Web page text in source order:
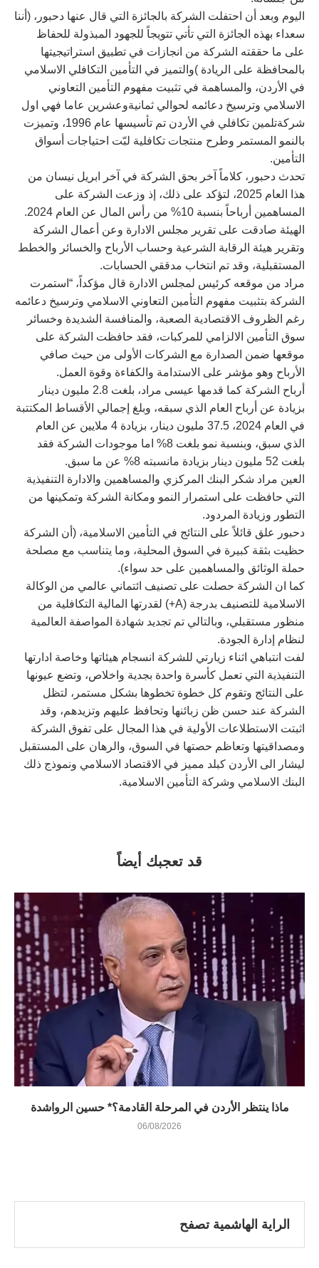
اليوم وبعد أن احتفلت الشركة بالجائزة التي قال عنها دحبور، (أننا
سعداء بهذه الجائزة التي تأتي تتويجاً للجهود المبذولة للحفاظ
على ما حققته الشركة من انجازات في تطبيق استراتيجيتها
بالمحافظة على الريادة )والتميز في التأمين التكافلي الاسلامي
في الأردن، والمساهمة في تثبيت مفهوم التأمين التعاوني
الاسلامي وترسيخ دعائمه لحوالي ثمانيةوعشرين عاما فهي اول
شركةتلمين تكافلي في الأردن تم تأسيسها عام 1996، وتميزت
بالنمو المستمر وطرح منتجات تكافلية لبّت احتياجات أسواق
التأمين.
تحدث دحبور، كلاماً آخر بحق الشركة في آخر ابريل نيسان من
هذا العام 2025، لتؤكد على ذلك، إذ وزعت الشركة على
المساهمين أرباحاً بنسبة 10% من رأس المال عن العام 2024.
الهيئة صادقت على تقرير مجلس الادارة وعن أعمال الشركة
وتقرير هيئة الرقابة الشرعية وحساب الأرباح والخسائر والخطط
المستقبلية، وقد تم انتخاب مدققي الحسابات.
مراد من موقعه كرئيس لمجلس الادارة قال مؤكداً، “استمرت
الشركة بتثبيت مفهوم التأمين التعاوني الاسلامي وترسيخ دعائمه
رغم الظروف الاقتصادية الصعبة، والمنافسة الشديدة وخسائر
سوق التأمين الالزامي للمركبات، فقد حافظت الشركة على
موقعها ضمن الصدارة مع الشركات الأولى من حيث صافي
الأرباح وهو مؤشر على الاستدامة والكفاءة وقوة العمل.
أرباح الشركة كما قدمها عيسى مراد، بلغت 2.8 مليون دينار
بزيادة عن أرباح العام الذي سبقه، وبلغ إجمالي الأقساط المكتتبة
في العام 2024، 37.5 مليون دينار، بزيادة 4 ملايين عن العام
الذي سبق، وبنسبة نمو بلغت 8% اما موجودات الشركة فقد
بلغت 52 مليون دينار بزيادة مانسبته 8% عن ما سبق.
العين مراد شكر البنك المركزي والمساهمين والادارة التنفيذية
التي حافظت على استمرار النمو ومكانة الشركة وتمكينها من
التطور وزيادة المردود.
دحبور علق قائلاً على النتائج في التأمين الاسلامية، (أن الشركة
حظيت بثقة كبيرة في السوق المحلية، وما يتناسب مع مصلحة
حملة الوثائق والمساهمين على حد سواء).
كما ان الشركة حصلت على تصنيف ائتماني عالمي من الوكالة
الاسلامية للتصنيف بدرجة (A+) لقدرتها المالية التكافلية من
منظور مستقبلي، وبالتالي تم تجديد شهادة المواصفة العالمية
لنظام إدارة الجودة.
لفت انتباهي اثناء زيارتي للشركة انسجام هيئاتها وخاصة ادارتها
التنفيذية التي تعمل كأسرة واحدة بجدية واخلاص، وتضع عيونها
على النتائج وتقوم كل خطوة تخطوها بشكل مستمر، لتظل
الشركة عند حسن ظن زبائنها وتحافظ عليهم وتزيدهم، وقد
اثبتت الاستطلاعات الأولية في هذا المجال على تفوق الشركة
ومصداقيتها وتعاظم حصتها في السوق، والرهان على المستقبل
ليشار الى الأردن كبلد مميز في الاقتصاد الاسلامي ونموذج ذلك
البنك الاسلامي وشركة التأمين الاسلامية.
قد تعجبك أيضاً
ماذا ينتظر الأردن في المرحلة القادمة؟* حسين الرواشدة
06/08/2026
الراية الهاشمية تصفح